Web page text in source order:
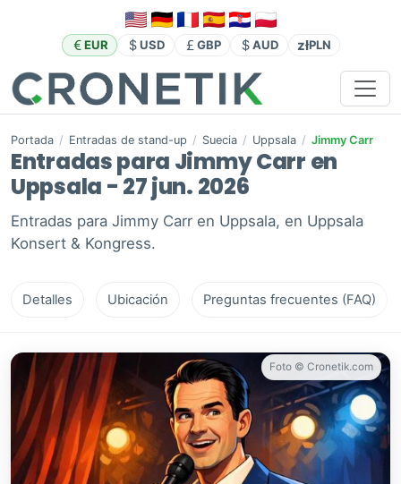
EUR USD GBP AUD złPLN
Portada / Entradas de stand-up / Suecia / Uppsala / Jimmy Carr
Entradas para Jimmy Carr en
Uppsala - 27 jun. 2026
Entradas para Jimmy Carr en Uppsala, en Uppsala
Konsert & Kongress.
Detalles Ubicación Preguntas frecuentes (FAQ)
Foto © Cronetik.com